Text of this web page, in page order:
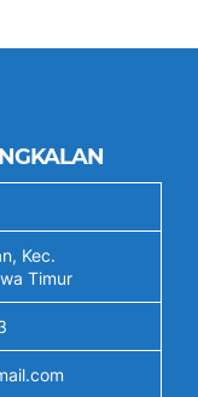
Kec.
Timur